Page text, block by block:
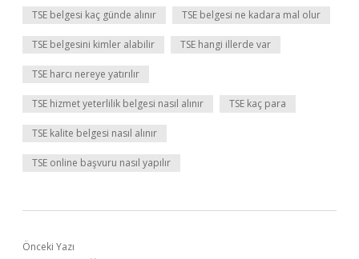
TSE belgesi kaç günde alınır TSE belgesi ne kadara mal olur
TSE belgesini kimler alabilir TSE hangi illerde var
TSE harcı nereye yatırılır
TSE hizmet yeterlilik belgesi nasıl alınır TSE kaç para
TSE kalite belgesi nasıl alınır
TSE online başvuru nasıl yapılır
Önceki Yazı